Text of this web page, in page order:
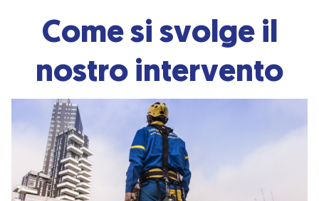
Come si svolge il
nostro intervento